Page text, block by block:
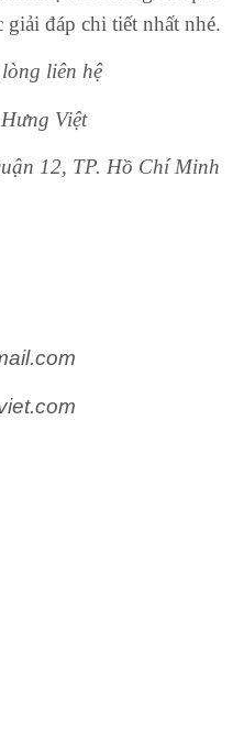
giải đáp chi tiết nhất nhé.
liên hệ
Việt
12, TP. Hồ Chí Minh